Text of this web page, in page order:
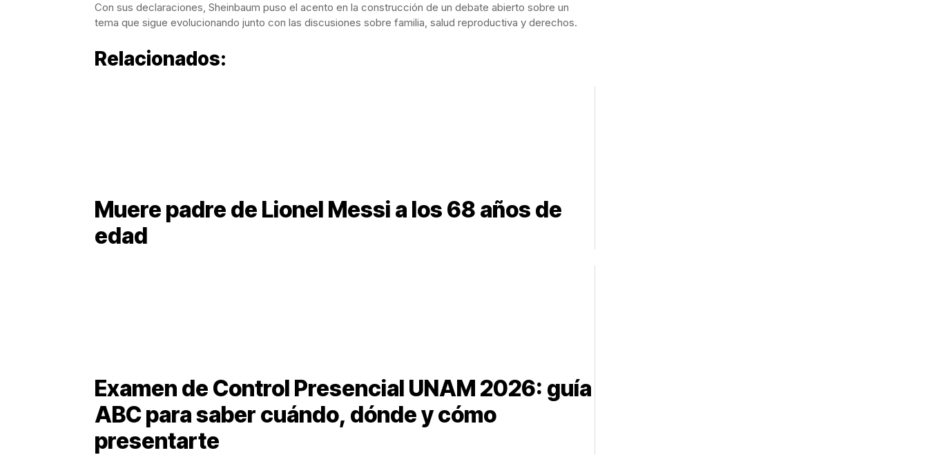
Con sus declaraciones, Sheinbaum puso el acento en la construcción de un debate abierto sobre un
tema que sigue evolucionando junto con las discusiones sobre familia, salud reproductiva y derechos.
Relacionados:
Muere padre de Lionel Messi a los 68 años de
edad
Examen de Control Presencial UNAM 2026: guía
ABC para saber cuándo, dónde y cómo
presentarte